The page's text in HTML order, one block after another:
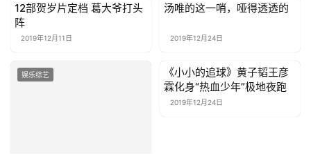
我
们
娱乐综艺
12部贺岁片定档 葛大爷打头
阵
2019年12月11日
娱乐综艺
汤唯的这一哨，哑得透透的
2019年12月24日
娱乐综艺 娱乐综艺
《小小的追球》黄子韬王彦
霖化身“热血少年”极地夜跑
2019年12月24日